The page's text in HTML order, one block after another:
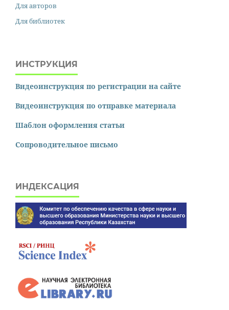
Для авторов
Для библиотек
ИНСТРУКЦИЯ
Видеоинструкция по регистрации на сайте
Видеоинструкция по отправке материала
Шаблон оформления статьи
Сопроводительное письмо
ИНДЕКСАЦИЯ